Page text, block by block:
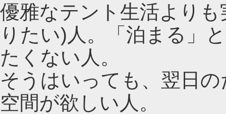
優雅なテント生活より
りたい)人。「泊まる」
たくない人。
そうはいっても、翌日
空間が欲しい人。